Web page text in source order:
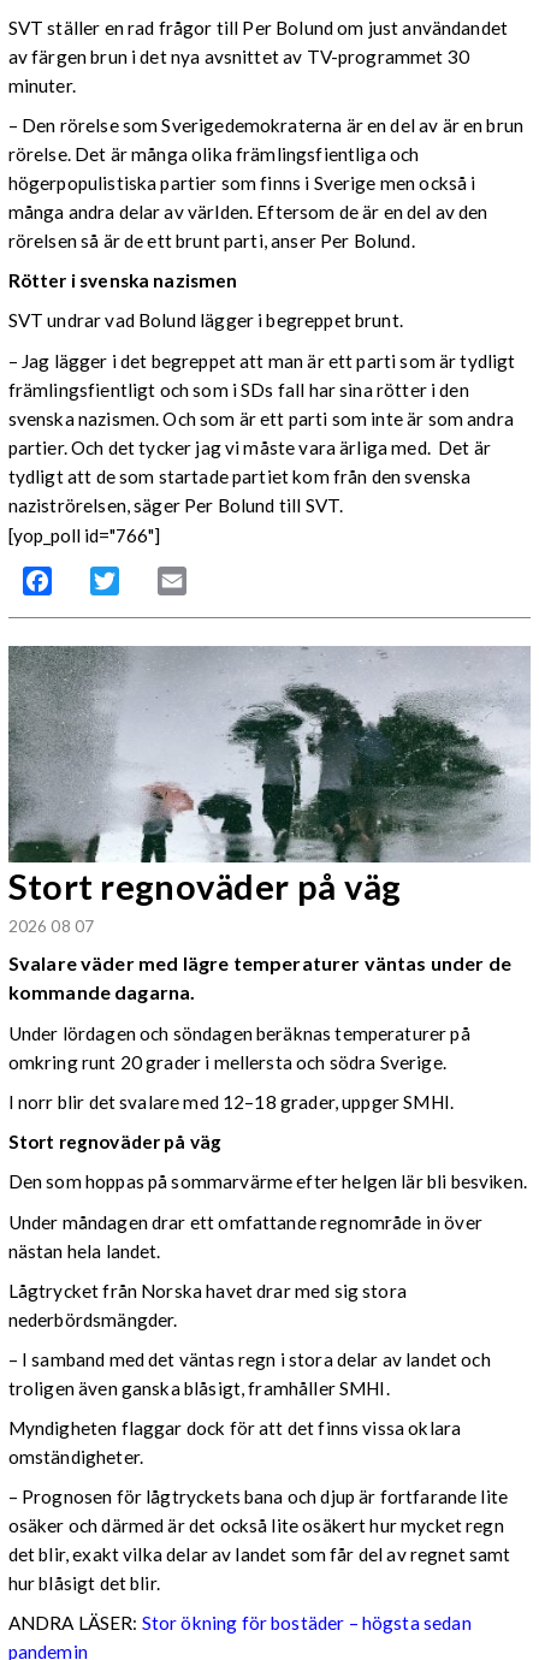
SVT ställer en rad frågor till Per Bolund om just användandet
av färgen brun i det nya avsnittet av TV-programmet 30
minuter.
– Den rörelse som Sverigedemokraterna är en del av är en brun
rörelse. Det är många olika främlingsfientliga och
högerpopulistiska partier som finns i Sverige men också i
många andra delar av världen. Eftersom de är en del av den
rörelsen så är de ett brunt parti, anser Per Bolund.
Rötter i svenska nazismen
SVT undrar vad Bolund lägger i begreppet brunt.
– Jag lägger i det begreppet att man är ett parti som är tydligt
främlingsfientligt och som i SDs fall har sina rötter i den
svenska nazismen. Och som är ett parti som inte är som andra
partier. Och det tycker jag vi måste vara ärliga med. Det är
tydligt att de som startade partiet kom från den svenska
naziströrelsen, säger Per Bolund till SVT.
[yop_poll id="766"]
Facebook Twitter
Stort regnoväder på väg
2026 08 07
Svalare väder med lägre temperaturer väntas under de
kommande dagarna.
Under lördagen och söndagen beräknas temperaturer på
omkring runt 20 grader i mellersta och södra Sverige.
I norr blir det svalare med 12–18 grader, uppger SMHI.
Stort regnoväder på väg
Den som hoppas på sommarvärme efter helgen lär bli besviken.
Under måndagen drar ett omfattande regnområde in över
nästan hela landet.
Lågtrycket från Norska havet drar med sig stora
nederbördsmängder.
– I samband med det väntas regn i stora delar av landet och
troligen även ganska blåsigt, framhåller SMHI.
Myndigheten flaggar dock för att det finns vissa oklara
omständigheter.
– Prognosen för lågtryckets bana och djup är fortfarande lite
osäker och därmed är det också lite osäkert hur mycket regn
det blir, exakt vilka delar av landet som får del av regnet samt
hur blåsigt det blir.
ANDRA LÄSER: Stor ökning för bostäder – högsta sedan
pandemin